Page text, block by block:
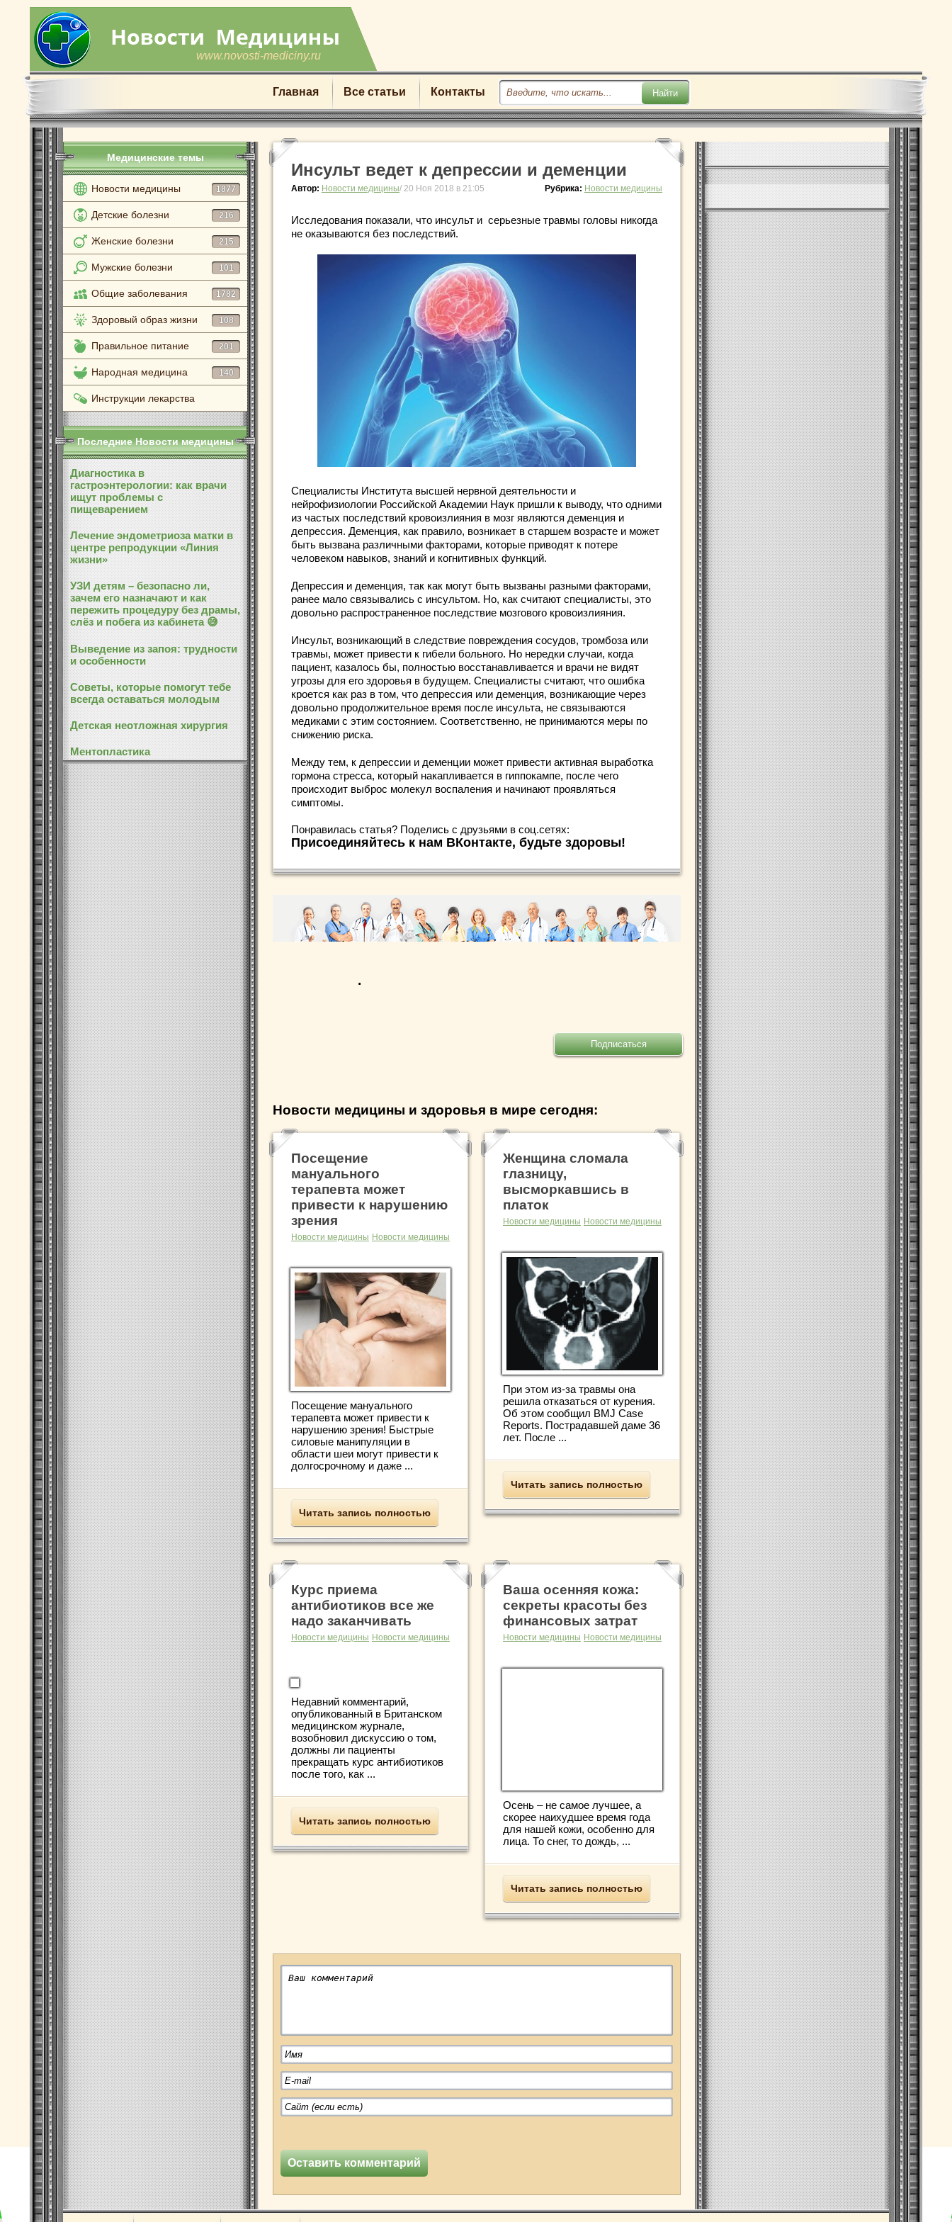
www.novosti-mediciny.ru
Главная Все статьи Контакты
Медицинские темы
Новости медицины 1877
Детские болезни 216
Женские болезни 215
Мужские болезни 101
Общие заболевания 1782
Здоровый образ жизни 108
Правильное питание 201
Народная медицина 140
Инструкции лекарства
Последние Новости медицины
Диагностика в
гастроэнтерологии: как врачи
ищут проблемы с
пищеварением
Лечение эндометриоза матки в
центре репродукции «Линия
жизни»
УЗИ детям – безопасно ли,
зачем его назначают и как
пережить процедуру без драмы,
слёз и побега из кабинета 😅
Выведение из запоя: трудности
и особенности
Советы, которые помогут тебе
всегда оставаться молодым
Детская неотложная хирургия
Ментопластика
Инсульт ведет к депрессии и деменции
Автор: Новости медицины/ 20 Ноя 2018 в 21:05 Рубрика: Новости медицины
Исследования показали, что инсульт и серьезные травмы головы никогда
не оказываются без последствий.
Специалисты Института высшей нервной деятельности и
нейрофизиологии Российской Академии Наук пришли к выводу, что одними
из частых последствий кровоизлияния в мозг являются деменция и
депрессия. Деменция, как правило, возникает в старшем возрасте и может
быть вызвана различными факторами, которые приводят к потере
человеком навыков, знаний и когнитивных функций.
Депрессия и деменция, так как могут быть вызваны разными факторами,
ранее мало связывались с инсультом. Но, как считают специалисты, это
довольно распространенное последствие мозгового кровоизлияния.
Инсульт, возникающий в следствие повреждения сосудов, тромбоза или
травмы, может привести к гибели больного. Но нередки случаи, когда
пациент, казалось бы, полностью восстанавливается и врачи не видят
угрозы для его здоровья в будущем. Специалисты считают, что ошибка
кроется как раз в том, что депрессия или деменция, возникающие через
довольно продолжительное время после инсульта, не связываются
медиками с этим состоянием. Соответственно, не принимаются меры по
снижению риска.
Между тем, к депрессии и деменции может привести активная выработка
гормона стресса, который накапливается в гиппокампе, после чего
происходит выброс молекул воспаления и начинают проявляться
симптомы.
Понравилась статья? Поделись с друзьями в соц.сетях:
Присоединяйтесь к нам ВКонтакте, будьте здоровы!
.
Новости медицины и здоровья в мире сегодня:
Посещение
мануального
терапевта может
привести к нарушению
зрения
Новости медицины Новости медицины
Посещение мануального
терапевта может привести к
нарушению зрения! Быстрые
силовые манипуляции в
области шеи могут привести к
долгосрочному и даже ...
Читать запись полностью
Женщина сломала
глазницу,
высморкавшись в
платок
Новости медицины Новости медицины
При этом из-за травмы она
решила отказаться от курения.
Об этом сообщил BMJ Case
Reports. Пострадавшей даме 36
лет. После ...
Читать запись полностью
Курс приема
антибиотиков все же
надо заканчивать
Новости медицины Новости медицины
Недавний комментарий,
опубликованный в Британском
медицинском журнале,
возобновил дискуссию о том,
должны ли пациенты
прекращать курс антибиотиков
после того, как ...
Читать запись полностью
Ваша осенняя кожа:
секреты красоты без
финансовых затрат
Новости медицины Новости медицины
Осень – не самое лучшее, а
скорее наихудшее время года
для нашей кожи, особенно для
лица. То снег, то дождь, ...
Читать запись полностью